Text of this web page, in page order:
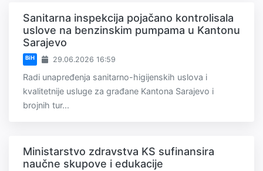
Sanitarna inspekcija pojačano kontrolisala
uslove na benzinskim pumpama u Kantonu
Sarajevo
BiH 29.06.2026 16:59
Radi unapređenja sanitarno-higijenskih uslova i
kvalitetnije usluge za građane Kantona Sarajevo i
brojnih tur...
Ministarstvo zdravstva KS sufinansira
naučne skupove i edukacije